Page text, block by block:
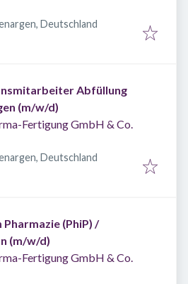
Deutschland
Abfüllung
(m/w/d)
Fertigung GmbH & Co.
Deutschland
(PhiP) /
(m/w/d)
Fertigung GmbH & Co.